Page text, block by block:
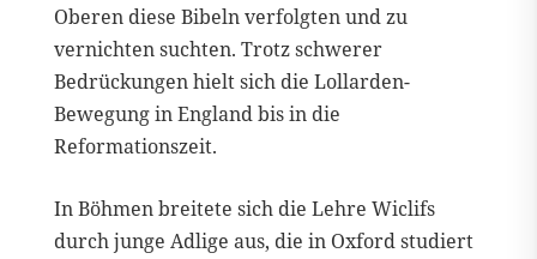
Oberen diese Bibeln verfolgten und zu
vernichten suchten. Trotz schwerer
Bedrückungen hielt sich die Lollarden-
Bewegung in England bis in die
Reformationszeit.
In Böhmen breitete sich die Lehre Wiclifs
durch junge Adlige aus, die in Oxford studiert